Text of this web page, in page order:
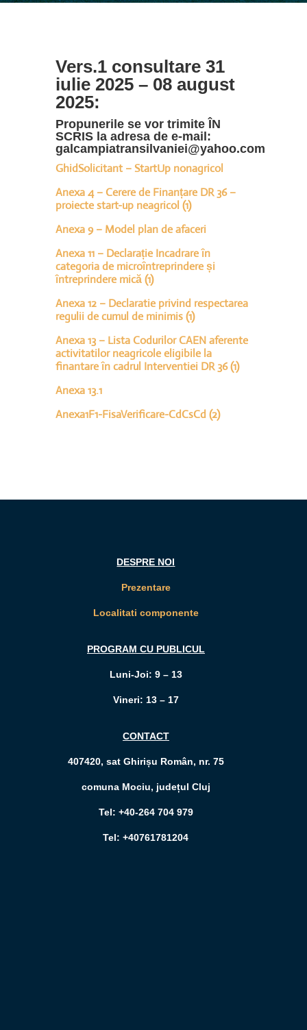
Vers.1 consultare 31
iulie 2025 – 08 august
2025:
Propunerile se vor trimite ÎN
SCRIS la adresa de e-mail:
galcampiatransilvaniei@yahoo.com
GhidSolicitant – StartUp nonagricol
Anexa 4 – Cerere de Finanțare DR 36 –
proiecte start-up neagricol (1)
Anexa 9 – Model plan de afaceri
Anexa 11 – Declarație Incadrare în
categoria de microîntreprindere și
întreprindere mică (1)
Anexa 12 – Declaratie privind respectarea
regulii de cumul de minimis (1)
Anexa 13 – Lista Codurilor CAEN aferente
activitatilor neagricole eligibile la
finantare în cadrul Interventiei DR 36 (1)
Anexa 13.1
Anexa1F1-FisaVerificare-CdCsCd (2)
DESPRE NOI
Prezentare
Localitati componente
PROGRAM CU PUBLICUL
Luni-Joi: 9 – 13
Vineri: 13 – 17
CONTACT
407420, sat Ghirișu Român, nr. 75
comuna Mociu, județul Cluj
Tel: +40-264 704 979
Tel: +40761781204